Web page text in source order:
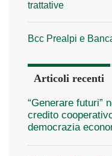
trattative
Bcc Prealpi e
Articoli recenti
“Generare futuri”
credito
democrazia